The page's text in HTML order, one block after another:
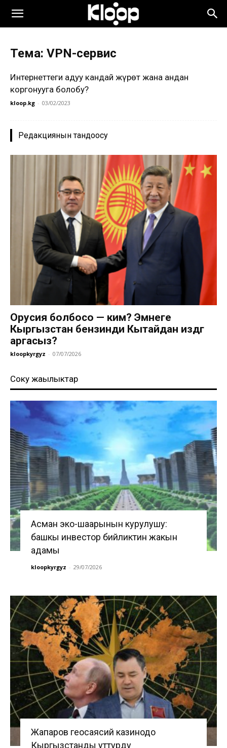
Тема: VPN-сервис
Интернеттеги аңдуу кандай жүрөт жана андан
коргонууга болобу?
kloop.kg - 03/02/2023
Редакциянын тандоосу
Орусия болбосо — ким? Эмнеге
Кыргызстан бензинди Кытайдан издөөгө
аргасыз?
kloopkyrgyz - 07/07/2026
Соңку жаңылыктар
Асман эко-шаарынын курулушу:
башкы инвестор бийликтин жакын
адамы
kloopkyrgyz - 29/07/2026
Жапаров геосаясий казинодо
Кыргызстанды уттурду